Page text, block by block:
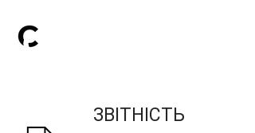
ЗВІТНІСТЬ